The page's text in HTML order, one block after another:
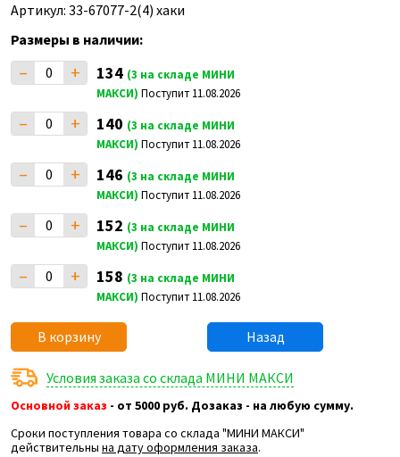
Артикул: 33-67077-2(4) хаки
Размеры в наличии:
– + 134 (3 на складе МИНИ
МАКСИ) Поступит 11.08.2026
– + 140 (3 на складе МИНИ
МАКСИ) Поступит 11.08.2026
– + 146 (3 на складе МИНИ
МАКСИ) Поступит 11.08.2026
– + 152 (3 на складе МИНИ
МАКСИ) Поступит 11.08.2026
– + 158 (3 на складе МИНИ
МАКСИ) Поступит 11.08.2026
В корзину Назад
Условия заказа со склада МИНИ МАКСИ
Основной заказ - от 5000 руб. Дозаказ - на любую сумму.
Сроки поступления товара со склада "МИНИ МАКСИ"
действительны на дату оформления заказа.